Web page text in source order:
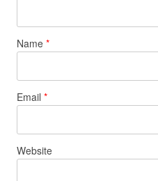
Name *
Email *
Website